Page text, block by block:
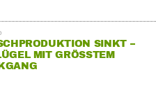
SINKT –
MIT GRÖSSTEM R